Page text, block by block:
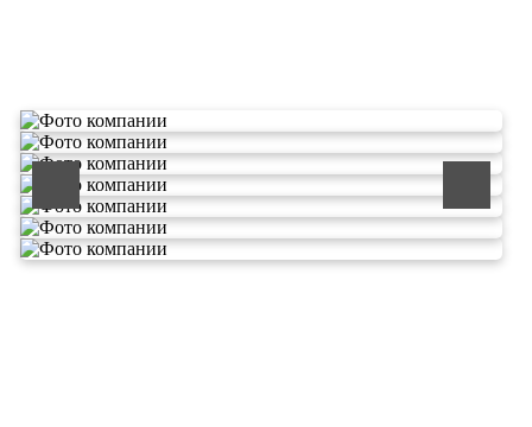
ООО «ЭКОВОЛГА» является современной и